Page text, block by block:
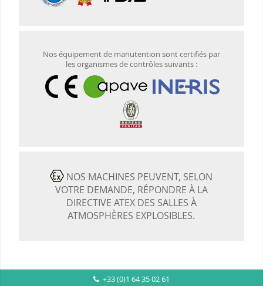
Nos équipement de manutention sont certifiés par
les organismes de contrôles suivants :
NOS MACHINES PEUVENT, SELON
VOTRE DEMANDE, RÉPONDRE À LA
DIRECTIVE ATEX DES SALLES À
ATMOSPHÈRES EXPLOSIBLES.
+33 (0)1 64 35 02 61